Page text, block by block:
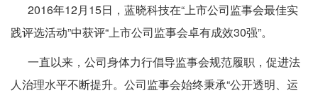
2016年12月15日，蓝晓科技在“上市公司监事会最佳实
践评选活动”中获评“上市公司监事会卓有成效30强”。
一直以来，公司身体力行倡导监事会规范履职，促进法
人治理水平不断提升。公司监事会始终秉承“公开透明、运